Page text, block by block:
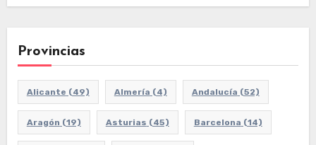
Provincias
Alicante (49) Almería (4) Andalucía (52)
Aragón (19) Asturias (45) Barcelona (14)